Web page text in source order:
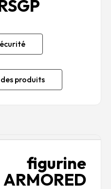
produits
figurine